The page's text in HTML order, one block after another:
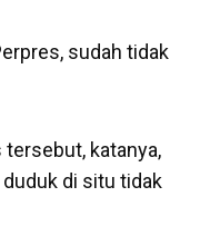
sudah tidak
tersebut, katanya,
di situ tidak